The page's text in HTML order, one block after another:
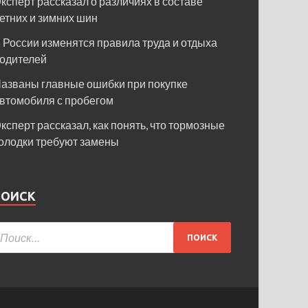
и зимних шин
России изменятся правила труда и отдыха
главные ошибки при покупке
с пробегом
рассказал, как понять, что тормозные
требуют замены